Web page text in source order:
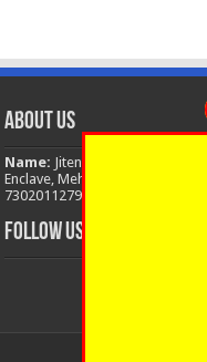
About Us
Name: Jitendra Singh
Enclave, Mehuwala Mafi,
7302011279
FOLLOW US